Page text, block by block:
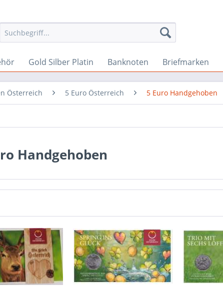
Gold Silber Platin Banknoten Briefmarken
Österreich 5 Euro Österreich 5 Euro Handgehoben
Handgehoben